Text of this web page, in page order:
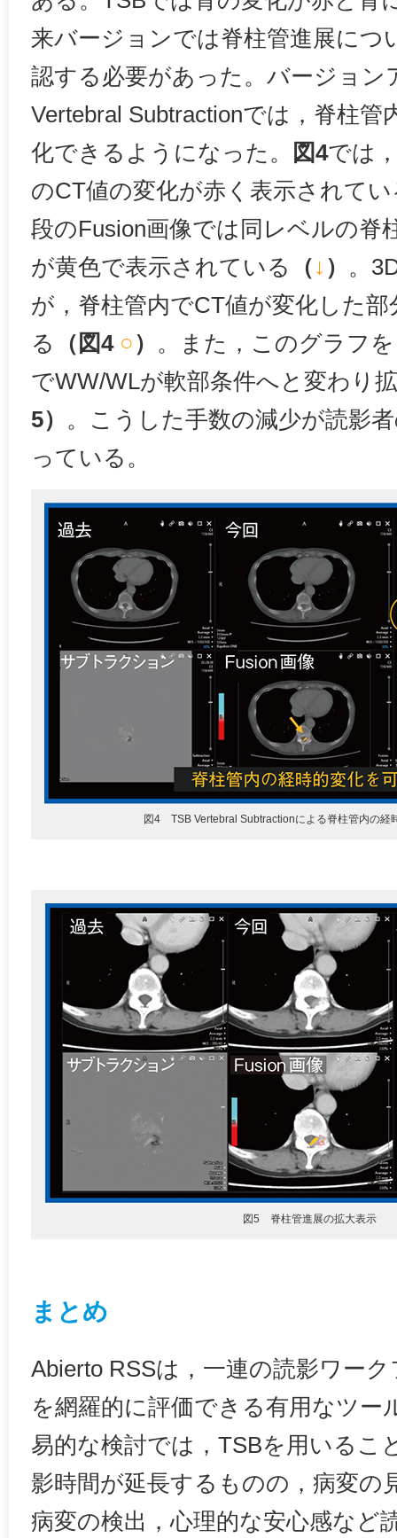
来バージョンでは脊柱管進展につ
認する必要があった。バージョン
Vertebral Subtractionでは，脊柱管
化できるようになった。
図4では
のCT値の変化が赤く表示されて
段のFusion画像では同レベルの脊
が黄色で表示されている
（↓ ）
。
が，脊柱管内でCT値が変化した
る
（図4 ○）
。また，このグラフ
でWW/WLが軟部条件へと変わり
5）
。こうした手数の減少が読影
っている。
図4 TSB Vertebral Subtractionによる脊柱管内の経
図5 脊柱管進展の拡大表示
まとめ
Abierto RSSは，一連の読影ワー
を網羅的に評価できる有用なツー
易的な検討では，TSBを用いるこ
影時間が延長するものの，病変の
病変の検出，心理的な安心感など